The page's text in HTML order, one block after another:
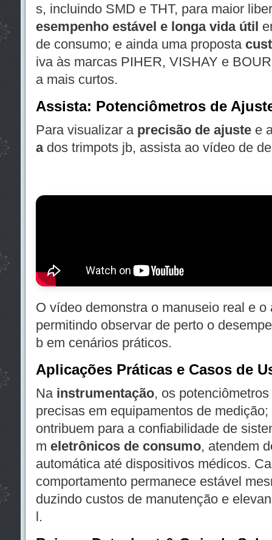
s, incluindo SMD e THT, para maior
esempenho estável e longa vida útil
de consumo; e ainda uma proposta
iva às marcas PIHER, VISHAY e
a mais curtos.
Assista: Potenciômetros de
Para visualizar a precisão de ajustee
ados trimpots jb, assista ao vídeo de
O vídeo demonstra o manuseio real e
permitindo observar de perto o
b em cenários práticos.
Aplicações Práticas e Casos de
Na instrumentação, os
precisas em equipamentos de
ontribuem para a confiabilidade de
m eletrônicos de consumo, atendem
automática até dispositivos médicos.
comportamento permanece estável
duzindo custos de manutenção e
l.